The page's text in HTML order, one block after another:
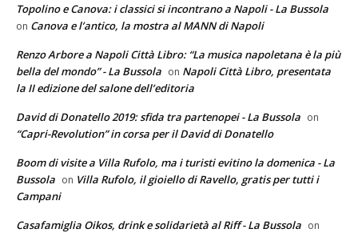
Topolino e Canova: i classici si incontrano a Napoli - La Bussola
on Canova e l’antico, la mostra al MANN di Napoli
Renzo Arbore a Napoli Città Libro: “La musica napoletana è la più
bella del mondo” - La Bussola on Napoli Città Libro, presentata
la II edizione del salone dell’editoria
David di Donatello 2019: sfida tra partenopei - La Bussola on
“Capri-Revolution” in corsa per il David di Donatello
Boom di visite a Villa Rufolo, ma i turisti evitino la domenica - La
Bussola on Villa Rufolo, il gioiello di Ravello, gratis per tutti i
Campani
Casafamiglia Oikos, drink e solidarietà al Riff - La Bussola on